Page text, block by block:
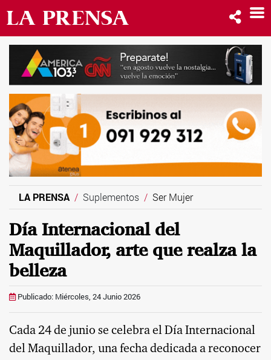
LA PRENSA Suplementos Ser Mujer
Día Internacional del
Maquillador, arte que realza la
belleza
Publicado: Miércoles, 24 Junio 2026
Cada 24 de junio se celebra el Día Internacional
del Maquillador, una fecha dedicada a reconocer